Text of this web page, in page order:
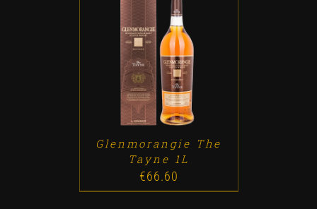
/ DETALLES
Glenmorangie The
Tayne 1L
€66.60